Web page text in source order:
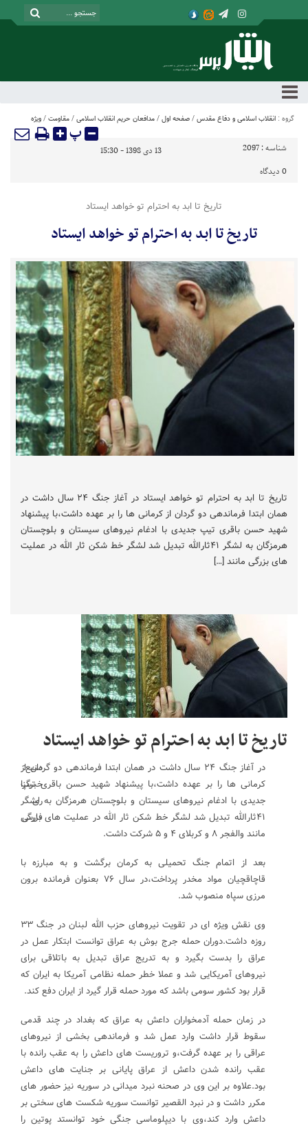
گروه : انقلاب اسلامی و دفاع مقدس / صفحه اول / مدافعان حریم انقلاب اسلامی / مقاومت / ویژه
پ
شناسه : 2097
13 دی 1398 - 15:30
0 دیدگاه
تاریخ تا ابد به احترام تو خواهد ایستاد
تاریخ تا ابد به احترام تو خواهد ایستاد
تاریخ تا ابد به احترام تو خواهد ایستاد در آغاز جنگ ۲۴ سال داشت در
همان ابتدا فرماندهی دو گردان از کرمانی ها را بر عهده داشت،با پیشنهاد
شهید حسن باقری تیپ جدیدی با ادغام نیروهای سیستان و بلوچستان
هرمزگان به لشگر ۴۱ثارالله تبدیل شد لشگر خط شکن ثار الله در عملیت
های بزرگی مانند […]
تاریخ تا ابد به احترام تو خواهد ایستاد
در آغاز جنگ ۲۴ سال داشت در همان ابتدا فرماندهی دو گردان از
کرمانی ها را بر عهده داشت،با پیشنهاد شهید حسن باقری تیپ
جدیدی با ادغام نیروهای سیستان و بلوچستان هرمزگان به لشگر
۴۱ثارالله تبدیل شد لشگر خط شکن ثار الله در عملیت های بزرگی
مانند والفجر ۸ و کربلای ۴ و ۵ شرکت داشت.
بعد از اتمام جنگ تحمیلی به کرمان برگشت و به مبارزه با
قاچاقچیان مواد مخدر پرداخت،در سال ۷۶ بعنوان فرمانده برون
مرزی سپاه منصوب شد.
وی نقش ویژه ای در تقویت نیروهای حزب الله لبنان در جنگ ۳۳
روزه داشت.دوران حمله جرج بوش به عراق توانست ابتکار عمل در
عراق را بدست بگیرد و به تدریج عراق تبدیل به باتلاقی برای
نیروهای آمریکایی شد و عملا خطر حمله نظامی آمریکا به ایران که
قرار بود کشور سومی باشد که مورد حمله قرار گیرد از ایران دفع کند.
در زمان حمله آدمخواران داعش به عراق که بغداد در چند قدمی
سقوط قرار داشت وارد عمل شد و فرماندهی بخشی از نیروهای
عراقی را بر عهده گرفت،و تروریست های داعش را به عقب رانده با
عقب رانده شدن داعش از عراق پایانی بر جنایت های داعش
بود.علاوه بر این وی در صحنه نبرد میدانی در سوریه نیز حضور های
مکرر داشت و در نبرد القصیر توانست سوریه شکست های سختی بر
داعش وارد کند،وی با دیپلوماسی جنگی خود توانستد پوتین را
منبع:
خبرگزا
ری
فارس